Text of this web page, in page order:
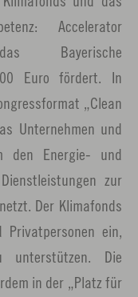
Accelerator
Bayerische
Euro fördert. In
„Clean
Unternehmen und
den Energie- und
zur
Der Klimafonds
Privatpersonen ein,
unterstützen. Die
in der „Platz für